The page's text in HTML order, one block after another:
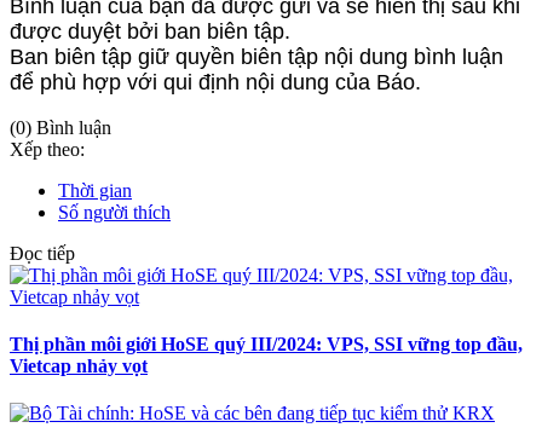
Bình luận của bạn đã được gửi và sẽ hiển thị sau khi
được duyệt bởi ban biên tập.
Ban biên tập giữ quyền biên tập nội dung bình luận
để phù hợp với qui định nội dung của Báo.
(0) Bình luận
Xếp theo:
Thời gian
Số người thích
Đọc tiếp
Thị phần môi giới HoSE quý III/2024: VPS, SSI vững top đầu,
Vietcap nhảy vọt